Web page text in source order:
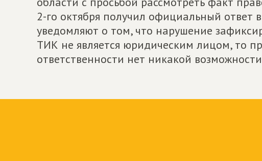
2-го октября получил официальный ответ
уведомляют о том, что нарушение
ТИК не является юридическим лицом, то
ответственности нет никакой